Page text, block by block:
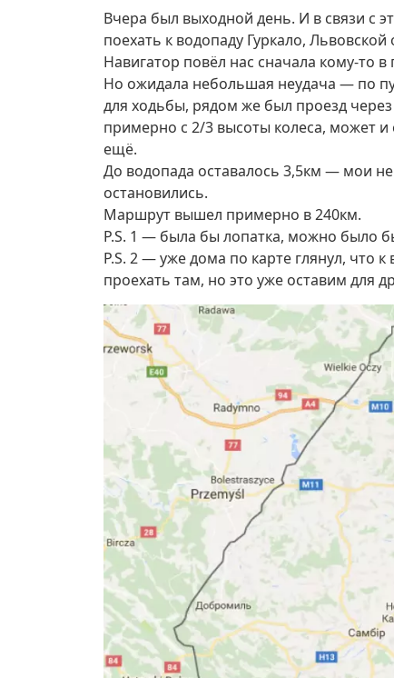
Вчера был выходной день. И в связи с
поехать к водопаду Гуркало,
Навигатор повёл нас сначала кому-то
Но ожидала небольшая неудача — по
для ходьбы, рядом же был проезд
примерно с 2/3 высоты колеса, может
ещё.
До водопада оставалось 3,5км — мои
остановились.
Маршрут вышел примерно в 240км.
P.S. 1 — была бы лопатка, можно было
P.S. 2 — уже дома по карте глянул, что
проехать там, но это уже оставим для